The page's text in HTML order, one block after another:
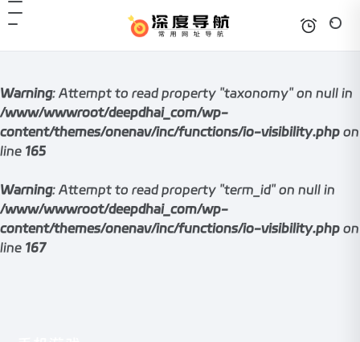
Warning: Attempt to read property "taxonomy" on null in
/www/wwwroot/deepdhai_com/wp-
content/themes/onenav/inc/functions/io-visibility.php on
line 165
Warning: Attempt to read property "term_id" on null in
/www/wwwroot/deepdhai_com/wp-
content/themes/onenav/inc/functions/io-visibility.php on
line 167